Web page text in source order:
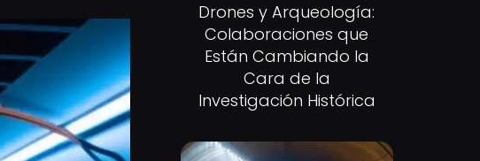
Drones y Arqueología:
Colaboraciones que
Están Cambiando la
Cara de la
Investigación Histórica